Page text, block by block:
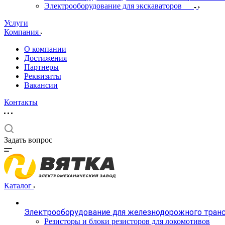
Электрооборудование для экскаваторов
Услуги
Компания
О компании
Достижения
Партнеры
Реквизиты
Вакансии
Контакты
Задать вопрос
Каталог
Электрооборудование для железнодорожного
Резисторы и блоки резисторов для локомотивов